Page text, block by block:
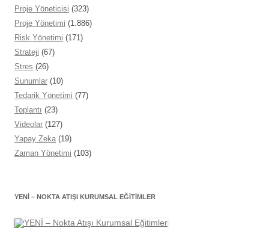
Proje Yöneticisi (323)
Proje Yönetimi (1.886)
Risk Yönetimi (171)
Strateji (67)
Stres (26)
Sunumlar (10)
Tedarik Yönetimi (77)
Toplantı (23)
Videolar (127)
Yapay Zeka (19)
Zaman Yönetimi (103)
YENİ – NOKTA ATIŞI KURUMSAL EĞITIMLER